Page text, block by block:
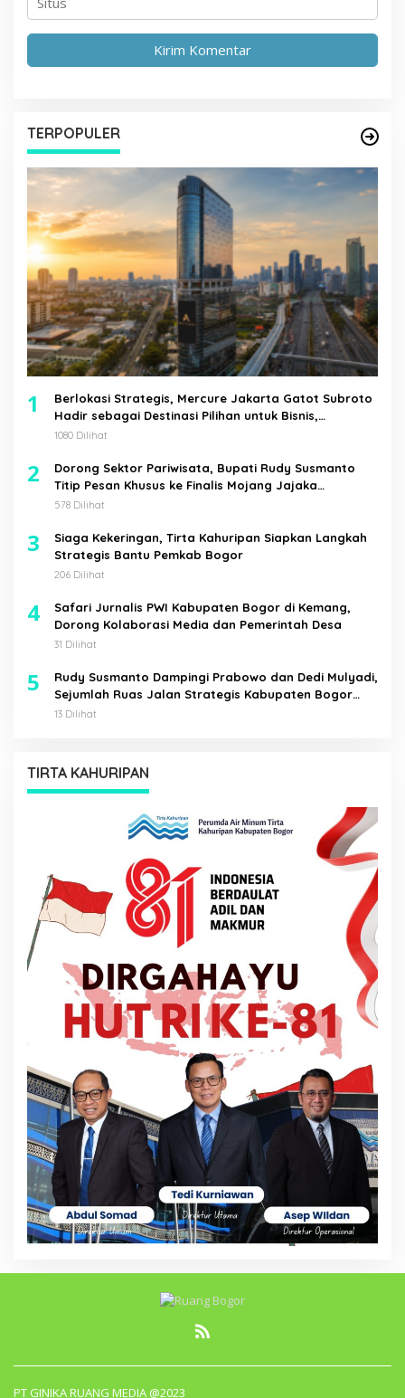
TERPOPULER
1
Berlokasi Strategis, Mercure Jakarta Gatot Subroto
Hadir sebagai Destinasi Pilihan untuk Bisnis,
Staycation, Meeting, dan Kuliner di Jakarta Selatan
1080 Dilihat
2
Dorong Sektor Pariwisata, Bupati Rudy Susmanto
Titip Pesan Khusus ke Finalis Mojang Jajaka
Kabupaten Bogor
578 Dilihat
3
Siaga Kekeringan, Tirta Kahuripan Siapkan Langkah
Strategis Bantu Pemkab Bogor
206 Dilihat
4
Safari Jurnalis PWI Kabupaten Bogor di Kemang,
Dorong Kolaborasi Media dan Pemerintah Desa
31 Dilihat
5
Rudy Susmanto Dampingi Prabowo dan Dedi Mulyadi,
Sejumlah Ruas Jalan Strategis Kabupaten Bogor
Diresmikan
13 Dilihat
TIRTA KAHURIPAN
PT GINIKA RUANG MEDIA @2023